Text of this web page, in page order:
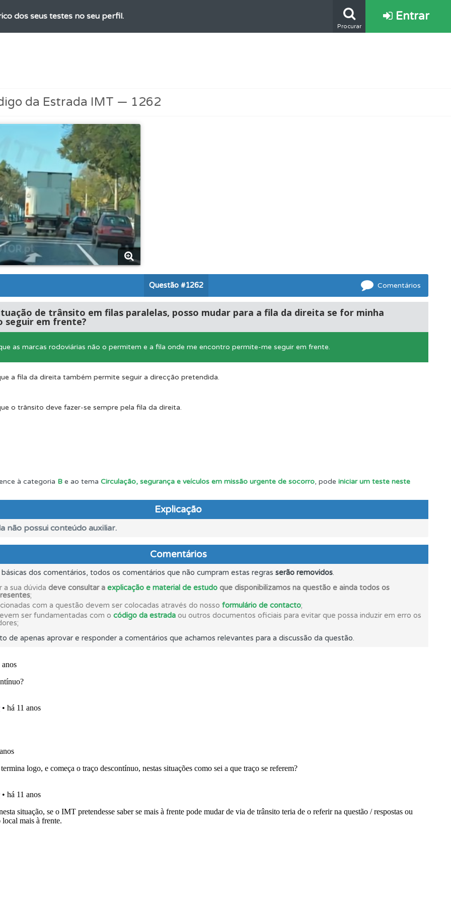
dos seus testes no seu perfil.
dificuldade do teste quando o termina.
se já está preparado para ir a exame.
explicações das questões para esclarecimentos adicionais.
tem mais dificuldades no seu perfil.
que usamos estão atualizadas e são as mesmas do exame oficial.
apresenta-lhe questões a que ainda não respondeu.
se tiver dúvidas relacionadas com a plataforma.
uma questão colocando-a como favorita.
os testemunhos dos nossos utilizadores e deixe o seu!
que errou no seu perfil.
apresenta-lhe as questões mais falhadas na plataforma.
para ter acesso às suas estatísticas em qualquer equipamento.
biblioteca para tirar dúvidas e ver resumos do código.
estatísticas no seu perfil.
teste que recomendamos para obter os melhores resultados.
Procurar
Entrar
da Estrada IMT — 1262
Comentários
Questão #1262
de trânsito em filas paralelas, posso mudar para a fila da direita se for minha
seguir em frente?
as marcas rodoviárias não o permitem e a fila onde me encontro permite-me seguir em frente.
a fila da direita também permite seguir a direcção pretendida.
o trânsito deve fazer-se sempre pela fila da direita.
à categoria B e ao tema Circulação, segurança e veículos em missão urgente de socorro, pode iniciar um teste neste
Explicação
não possui conteúdo auxiliar.
Comentários
básicas dos comentários, todos os comentários que não cumpram estas regras serão removidos.
a sua dúvida deve consultar a explicação e material de estudo que disponibilizamos na questão e ainda todos os
;
com a questão devem ser colocadas através do nosso formulário de contacto;
ser fundamentadas com o código da estrada ou outros documentos oficiais para evitar que possa induzir em erro os
de apenas aprovar e responder a comentários que achamos relevantes para a discussão da questão.